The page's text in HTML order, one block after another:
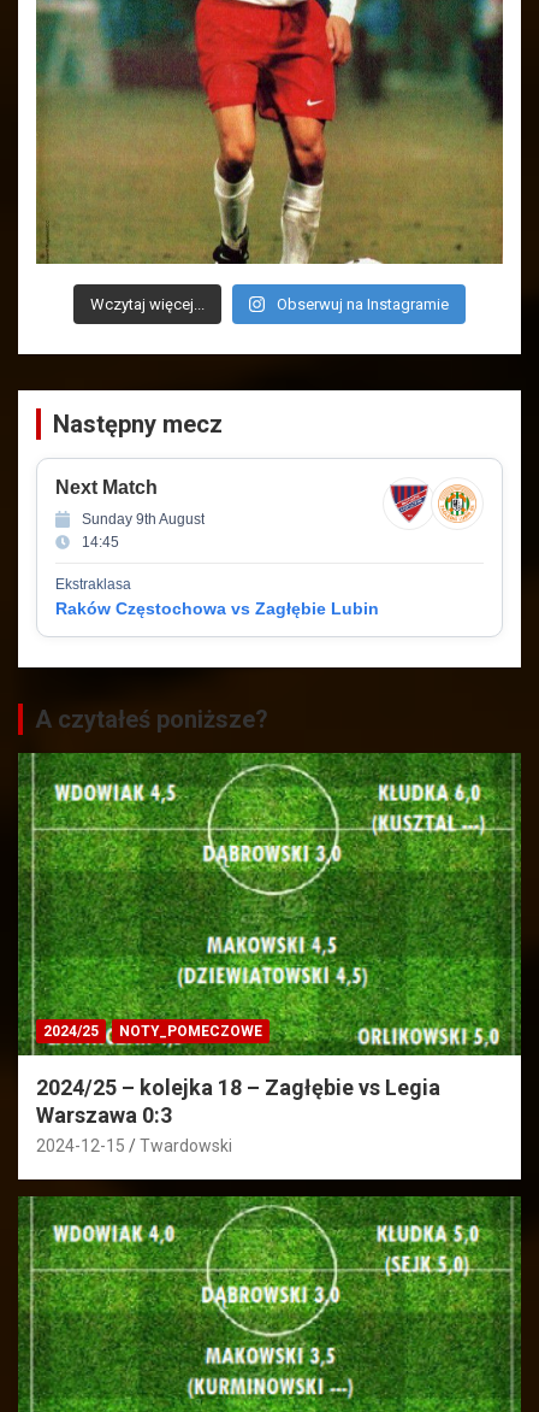
Wczytaj więcej... Obserwuj na Instagramie
Następny mecz
Next Match
Sunday 9th August
14:45
Ekstraklasa
Raków Częstochowa vs Zagłębie Lubin
A czytałeś poniższe?
2024/25 NOTY_POMECZOWE
2024/25 – kolejka 18 – Zagłębie vs Legia
Warszawa 0:3
2024-12-15 Twardowski